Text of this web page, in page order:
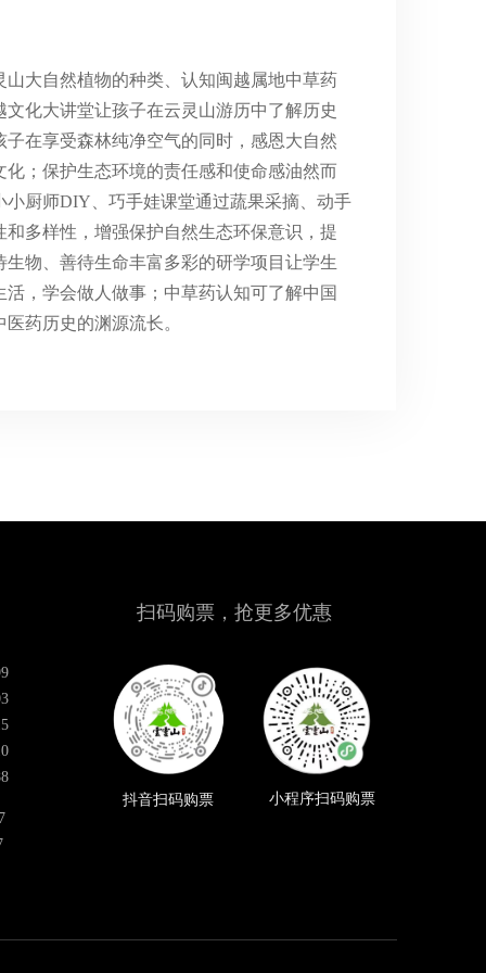
大自然植物的种类、认知闽越属地中草药
化大讲堂让孩子在云灵山游历中了解历史
在享受森林纯净空气的同时，感恩大自然
；保护生态环境的责任感和使命感油然而
小厨师DIY、巧手娃课堂通过蔬果采摘、动手
多样性，增强保护自然生态环保意识，提
物、善待生命丰富多彩的研学项目让学生
，学会做人做事；中草药认知可了解中国
药历史的渊源流长。
抖音扫码购票 小程序扫码购票
扫码购票，抢更多优惠